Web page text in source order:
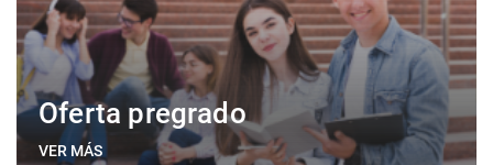
Oferta pregrado
VER MÁS